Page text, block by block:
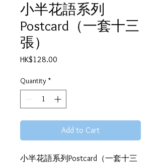
小半花語系列
Postcard（一套十三
張）
HK$128.00
Quantity *
Add to Cart
小半花語系列Postcard（一套十三